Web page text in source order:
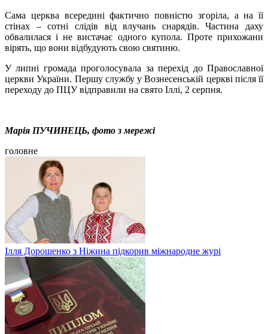
Сама церква всередині фактично повністю згоріла, а на її
стінах – сотні слідів від влучань снарядів. Частина даху
обвалилася і не вистачає одного купола. Проте прихожани
вірять, що вони відбудують свою святиню.
У липні громада проголосувала за перехід до Православної
церкви України. Першу службу у Вознесенській церкві після її
переходу до ПЦУ відправили на свято Іллі, 2 серпня.
Марія ПУЧИНЕЦЬ, фото з мережі
головне
Ілля Дорошенко з Ніжина підкорив міжнародне журі